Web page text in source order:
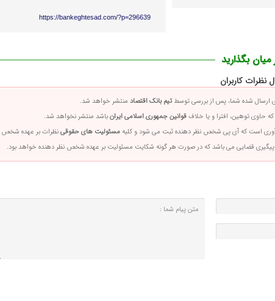
https://bankeghtesad.com/?p=296639
بگذارید
نظرات کاربران
ارسال شده شما، پس از بررسی توسط تیم بانک اقتصاد منتشر خواهد شد.
حاوی توهین، افترا و یا خلاف قوانین جمهوری اسلامی ایرانباشد منتشر نخواهد شد.
است که آی پی شخص نظر دهنده ثبت می شود و کلیه مسئولیت های حقوقینظرات بر عهده شخص
پیگیری قضایی می باشد که در صورت هر گونه شکایت مسئولیت بر عهده شخص نظر دهنده خواهد بود.